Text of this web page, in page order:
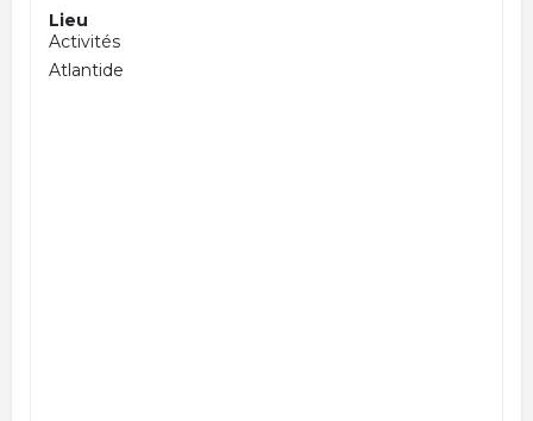
Lieu
Activités
Atlantide